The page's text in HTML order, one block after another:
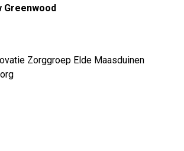
Greenwood
Zorggroep Elde Maasduinen​